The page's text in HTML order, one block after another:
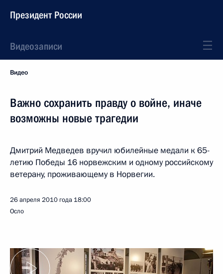
Президент России
Видеозаписи
Видео
Важно сохранить правду о войне, иначе
возможны новые трагедии
Дмитрий Медведев вручил юбилейные медали к 65-
летию Победы 16 норвежским и одному российскому
ветерану, проживающему в Норвегии.
26 апреля 2010 года 18:00
Осло